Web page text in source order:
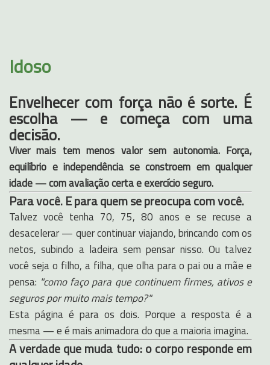
Idoso
Envelhecer com força não é sorte. É
escolha — e começa com uma
decisão.
Viver mais tem menos valor sem autonomia. Força,
equilíbrio e independência se constroem em qualquer
idade — com avaliação certa e exercício seguro.
Para você. E para quem se preocupa com você.
Talvez você tenha 70, 75, 80 anos e se recuse a
desacelerar — quer continuar viajando, brincando com os
netos, subindo a ladeira sem pensar nisso. Ou talvez
você seja o filho, a filha, que olha para o pai ou a mãe e
pensa: "como faço para que continuem firmes, ativos e
seguros por muito mais tempo?"
Esta página é para os dois. Porque a resposta é a
mesma — e é mais animadora do que a maioria imagina.
A verdade que muda tudo: o corpo responde em